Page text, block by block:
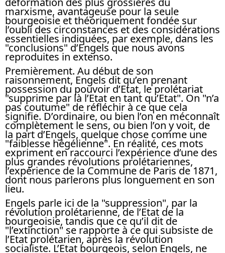
marxisme, avantageuse pour la seule
bourgeoisie et théoriquement fondée sur
l’oubli des circonstances et des considérations
essentielles indiquées, par exemple, dans les
"conclusions" d’Engels que nous avons
reproduites in extenso.
Premièrement. Au début de son
raisonnement, Engels dit qu’en prenant
possession du pouvoir d’Etat, le prolétariat
"supprime par là l’Etat en tant qu’Etat". On "n’a
pas coutume" de réfléchir à ce que cela
signifie. D’ordinaire, ou bien l’on en méconnaît
complètement le sens, ou bien l’on y voit, de
la part d’Engels, quelque chose comme une
"faiblesse hégélienne". En réalité, ces mots
expriment en raccourci l’expérience d’une des
plus grandes révolutions prolétariennes,
l’expérience de la Commune de Paris de 1871,
dont nous parlerons plus longuement en son
lieu.
Engels parle ici de la "suppression", par la
révolution prolétarienne, de l’Etat de la
bourgeoisie, tandis que ce qu’il dit de
"l’extinction" se rapporte à ce qui subsiste de
l’Etat prolétarien, après la révolution
socialiste. L’Etat bourgeois, selon Engels, ne